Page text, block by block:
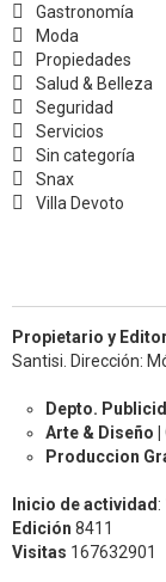
Gastronomía
Moda
Propiedades
Salud & Belleza
Seguridad
Servicios
Sin categoría
Snax
Villa Devoto
Propietario y
Santisi. Dirección:
Depto.
Arte & Diseño |
Produccion
Inicio de actividad
Edición 8411
Visitas 167632901